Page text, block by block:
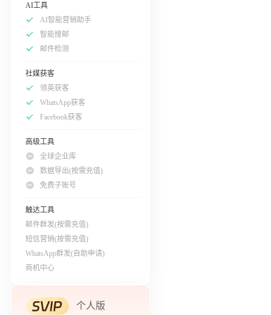
AI工具
AI智能营销助手
智能搜邮
邮件检测
社媒获客
领英获客
WhatsApp获客
Facebook获客
高级工具
全球企业库
数据导出(按需充值)
免费子账号
触达工具
邮件群发(按需充值)
短信营销(按需充值)
WhatsApp群发(自助申请)
商机中心
个人版